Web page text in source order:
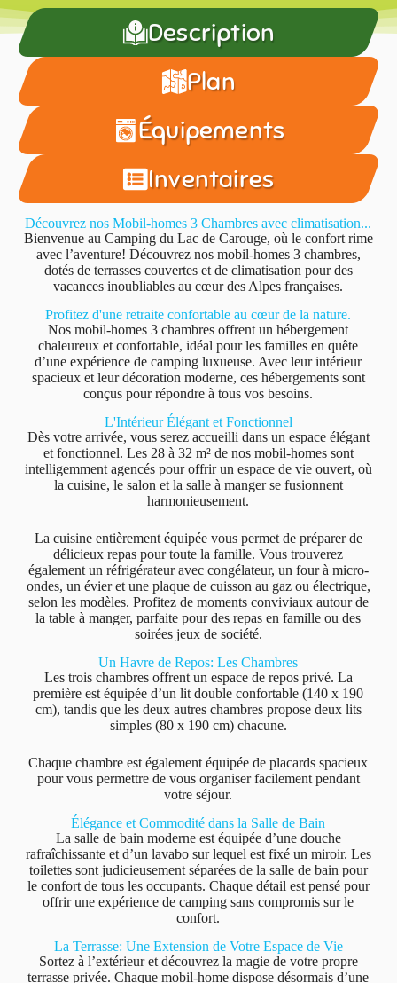
Description
Plan
Équipements
Inventaires
Découvrez nos Mobil-homes 3 Chambres avec climatisation...
Bienvenue au Camping du Lac de Carouge, où le confort rime
avec l’aventure! Découvrez nos mobil-homes 3 chambres,
dotés de terrasses couvertes et de climatisation pour des
vacances inoubliables au cœur des Alpes françaises.
Profitez d'une retraite confortable au cœur de la nature.
Nos mobil-homes 3 chambres offrent un hébergement
chaleureux et confortable, idéal pour les familles en quête
d’une expérience de camping luxueuse. Avec leur intérieur
spacieux et leur décoration moderne, ces hébergements sont
conçus pour répondre à tous vos besoins.
L'Intérieur Élégant et Fonctionnel
Dès votre arrivée, vous serez accueilli dans un espace élégant
et fonctionnel. Les 28 à 32 m² de nos mobil-homes sont
intelligemment agencés pour offrir un espace de vie ouvert, où
la cuisine, le salon et la salle à manger se fusionnent
harmonieusement.
La cuisine entièrement équipée vous permet de préparer de
délicieux repas pour toute la famille. Vous trouverez
également un réfrigérateur avec congélateur, un four à micro-
ondes, un évier et une plaque de cuisson au gaz ou électrique,
selon les modèles. Profitez de moments conviviaux autour de
la table à manger, parfaite pour des repas en famille ou des
soirées jeux de société.
Un Havre de Repos: Les Chambres
Les trois chambres offrent un espace de repos privé. La
première est équipée d’un lit double confortable (140 x 190
cm), tandis que les deux autres chambres propose deux lits
simples (80 x 190 cm) chacune.
Chaque chambre est également équipée de placards spacieux
pour vous permettre de vous organiser facilement pendant
votre séjour.
Élégance et Commodité dans la Salle de Bain
La salle de bain moderne est équipée d’une douche
rafraîchissante et d’un lavabo sur lequel est fixé un miroir. Les
toilettes sont judicieusement séparées de la salle de bain pour
le confort de tous les occupants. Chaque détail est pensé pour
offrir une expérience de camping sans compromis sur le
confort.
La Terrasse: Une Extension de Votre Espace de Vie
Sortez à l’extérieur et découvrez la magie de votre propre
terrasse privée. Chaque mobil-home dispose désormais d’une